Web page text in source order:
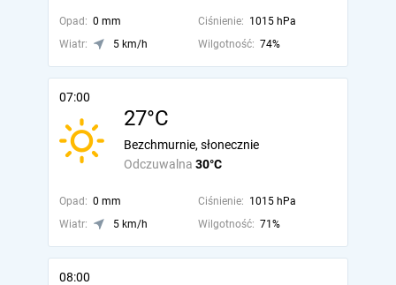
Opad: 0 mm Ciśnienie: 1015 hPa
Wiatr:
5 km/h Wilgotność: 74%
07:00
27°C
Odczuwalna 30°C
Bezchmurnie, słonecznie
Opad: 0 mm Ciśnienie: 1015 hPa
Wiatr:
5 km/h Wilgotność: 71%
08:00